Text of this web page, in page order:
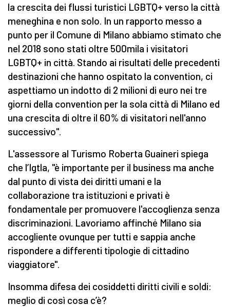
la crescita dei flussi turistici LGBTQ+ verso la città
meneghina e non solo. In un rapporto messo a
punto per il Comune di Milano abbiamo stimato che
nel 2018 sono stati oltre 500mila i visitatori
LGBTQ+ in città. Stando ai risultati delle precedenti
destinazioni che hanno ospitato la convention, ci
aspettiamo un indotto di 2 milioni di euro nei tre
giorni della convention per la sola città di Milano ed
una crescita di oltre il 60% di visitatori nell'anno
successivo".
L'assessore al Turismo Roberta Guaineri spiega
che l’Igtla, "è importante per il business ma anche
dal punto di vista dei diritti umani e la
collaborazione tra istituzioni e privati è
fondamentale per promuovere l'accoglienza senza
discriminazioni. Lavoriamo affinché Milano sia
accogliente ovunque per tutti e sappia anche
rispondere a differenti tipologie di cittadino
viaggiatore".
Insomma difesa dei cosiddetti diritti civili e soldi:
meglio di così cosa c’è?